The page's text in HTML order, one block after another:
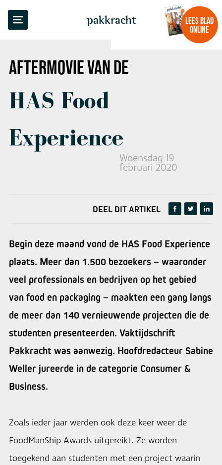
pakkracht
LEES BLAD
ONLINE
AFTERMOVIEVAN DE
HAS Food
Experience
Woensdag 19
februari 2020
TERUG NAAR OVERZICHT
DEEL DIT ARTIKEL
Begin deze maand vond de HAS Food Experience
plaats. Meer dan 1.500 bezoekers – waaronder
veel professionals en bedrijven op het gebied
van food en packaging – maakten een gang langs
de meer dan 140 vernieuwende projecten die de
studenten presenteerden. Vaktijdschrift
Pakkracht was aanwezig. Hoofdredacteur Sabine
Weller jureerde in de categorie Consumer &
Business.
Zoals ieder jaar werden ook deze keer weer de
FoodManShip Awards uitgereikt. Ze worden
toegekend aan studenten met een project waarin